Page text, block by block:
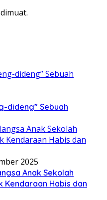
dideng” Sebuah
2025
Anak Sekolah
Kendaraan Habis dan